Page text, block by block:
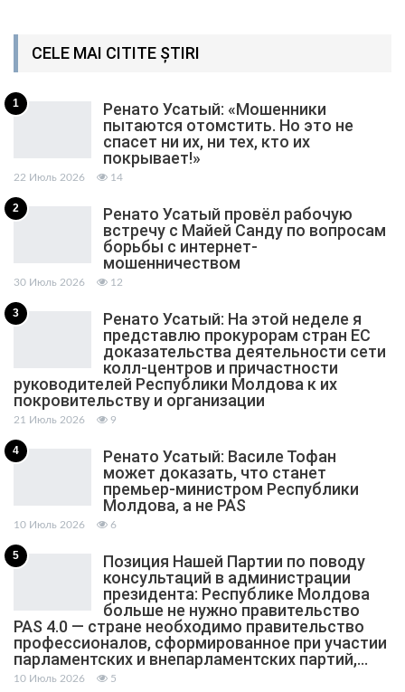
CELE MAI CITITE ȘTIRI
1
Ренато Усатый: «Мошенники
пытаются отомстить. Но это не
спасет ни их, ни тех, кто их
покрывает!»
22 Июль 2026 14
2
Ренато Усатый провёл рабочую
встречу с Майей Санду по вопросам
борьбы с интернет-
мошенничеством
30 Июль 2026 12
3
Ренато Усатый: На этой неделе я
представлю прокурорам стран ЕС
доказательства деятельности сети
колл-центров и причастности
руководителей Республики Молдова к их
покровительству и организации
21 Июль 2026 9
4
Ренато Усатый: Василе Тофан
может доказать, что станет
премьер-министром Республики
Молдова, а не PAS
10 Июль 2026 6
5
Позиция Нашей Партии по поводу
консультаций в администрации
президента: Республике Молдова
больше не нужно правительство
PAS 4.0 — стране необходимо правительство
профессионалов, сформированное при участии
парламентских и внепарламентских партий,…
10 Июль 2026 5